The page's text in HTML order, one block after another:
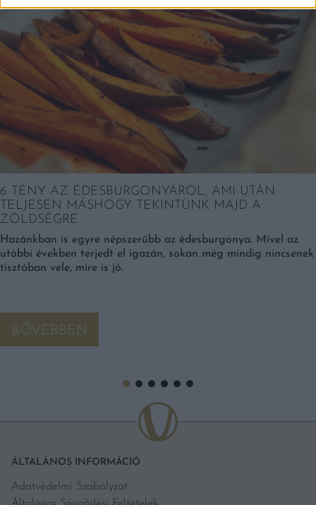
6 TÉNY AZ ÉDESBURGONYÁRÓL, AMI UTÁN
TELJESEN MÁSHOGY TEKINTÜNK MAJD A
ZÖLDSÉGRE
Hazánkban is egyre népszerűbb az édesburgonya. Mivel az
utóbbi években terjedt el igazán, sokan még mindig nincsenek
tisztában vele, mire is jó.
BŐVEBBEN
ÁLTALÁNOS INFORMÁCIÓ
Adatvédelmi Szabályzat